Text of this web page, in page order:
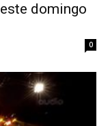
domingo
0